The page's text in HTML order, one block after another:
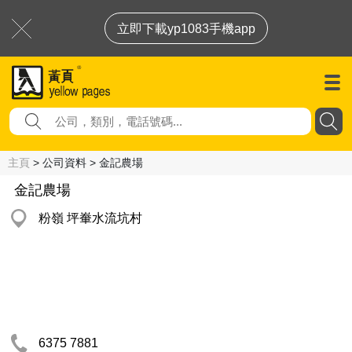
立即下載yp1083手機app
主頁 > 公司資料 > 金記農場
金記農場
粉嶺 坪輋水流坑村
6375 7881